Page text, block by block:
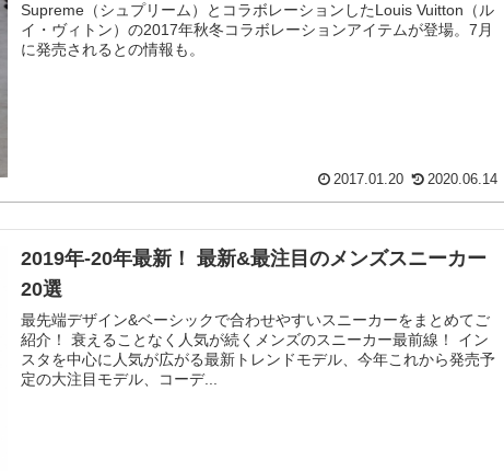
Supreme（シュプリーム）とコラボレーションしたLouis Vuitton（ル
イ・ヴィトン）の2017年秋冬コラボレーションアイテムが登場。7月
に発売されるとの情報も。
2017.01.20 2020.06.14
2019年-20年最新！ 最新&最注目のメンズスニーカー
20選
最先端デザイン&ベーシックで合わせやすいスニーカーをまとめてご
紹介！ 衰えることなく人気が続くメンズのスニーカー最前線！ イン
スタを中心に人気が広がる最新トレンドモデル、今年これから発売予
定の大注目モデル、コーデ...